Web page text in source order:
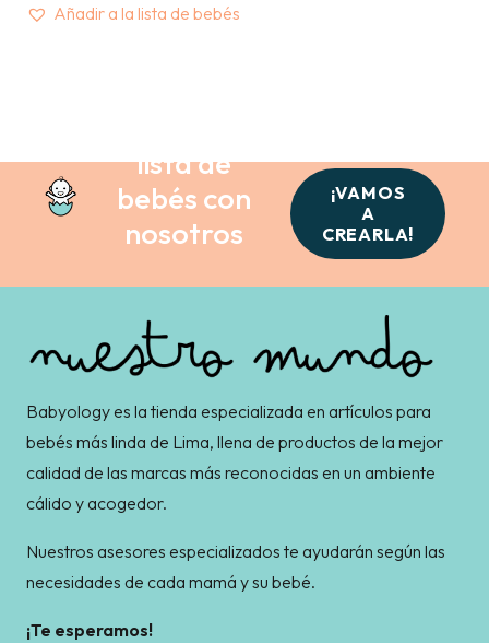
Añadir a la lista de bebés
lista de
bebés con
nosotros
¡VAMOS
A
CREARLA!
Babyology es la tienda especializada en artículos para
bebés más linda de Lima, llena de productos de la mejor
calidad de las marcas más reconocidas en un ambiente
cálido y acogedor.
Nuestros asesores especializados te ayudarán según las
necesidades de cada mamá y su bebé.
¡Te esperamos!